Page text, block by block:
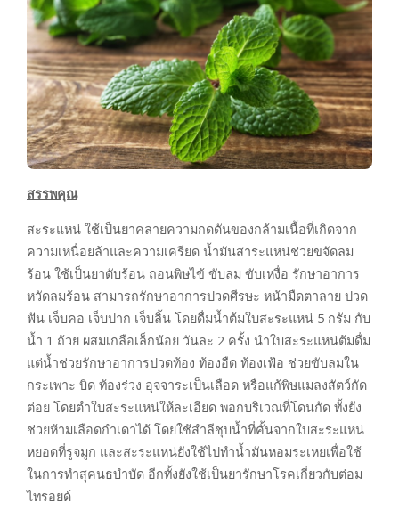
สรรพคุณ
สะระแหน่ ใช้เป็นยาคลายความกดดันของกล้ามเนื้อที่เกิดจาก
ความเหนื่อยล้าและความเครียด น้ำมันสาระแหน่ช่วยขจัดลม
ร้อน ใช้เป็นยาดับร้อน ถอนพิษไข้ ขับลม ขับเหงื่อ รักษาอาการ
หวัดลมร้อน สามารถรักษาอาการปวดศีรษะ หน้ามืดตาลาย ปวด
ฟัน เจ็บคอ เจ็บปาก เจ็บลิ้น โดยดื่มน้ำต้มใบสะระแหน่ 5 กรัม กับ
น้ำ 1 ถ้วย ผสมเกลือเล็กน้อย วันละ 2 ครั้ง นำใบสะระแหน่ต้มดื่ม
แต่น้ำช่วยรักษาอาการปวดท้อง ท้องอืด ท้องเฟ้อ ช่วยขับลมใน
กระเพาะ บิด ท้องร่วง อุจจาระเป็นเลือด หรือแก้พิษแมลงสัตว์กัด
ต่อย โดยตำใบสะระแหน่ให้ละเอียด พอกบริเวณที่โดนกัด ทั้งยัง
ช่วยห้ามเลือดกำเดาได้ โดยใช้สำลีชุบน้ำที่คั้นจากใบสะระแหน่
หยอดที่รูจมูก และสะระแหน่ยังใช้ไปทำน้ำมันหอมระเหยเพื่อใช้
ในการทำสุคนธบำบัด อีกทั้งยังใช้เป็นยารักษาโรคเกี่ยวกับต่อม
ไทรอยด์